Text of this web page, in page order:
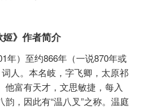
》作者简介
年）至约866年（一说870年或
人。本名岐，字飞卿，太原祁
富有天才，文思敏捷，每入
，因此有“温八叉”之称。温庭